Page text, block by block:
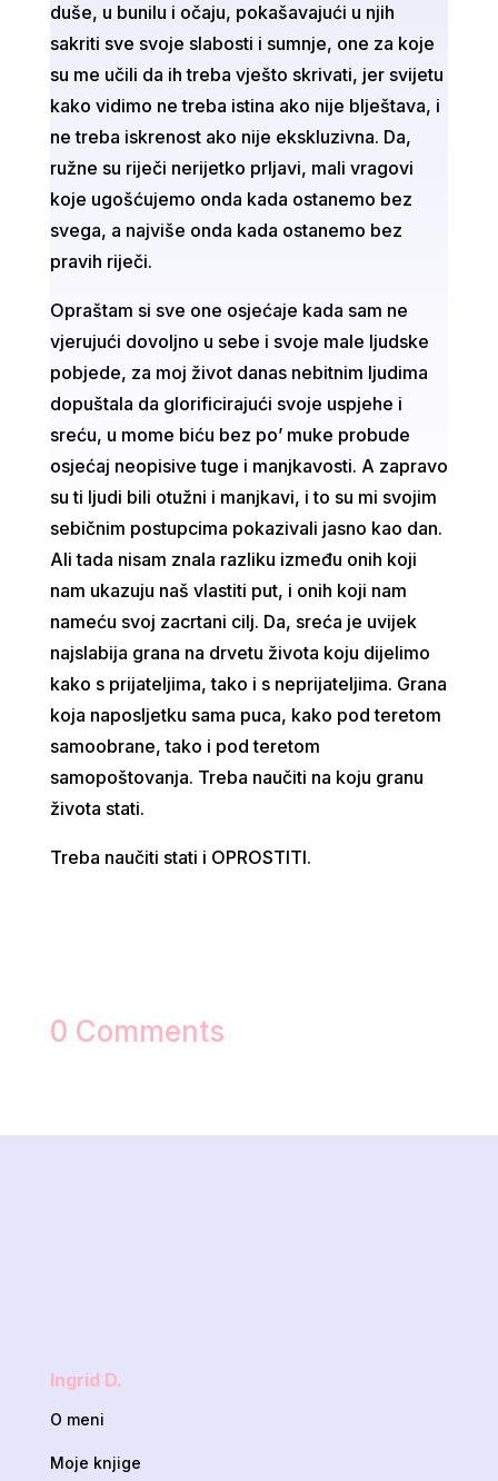
duše, u bunilu i očaju, pokašavajući u njih
sakriti sve svoje slabosti i sumnje, one za koje
su me učili da ih treba vješto skrivati, jer svijetu
kako vidimo ne treba istina ako nije blještava, i
ne treba iskrenost ako nije ekskluzivna. Da,
ružne su riječi nerijetko prljavi, mali vragovi
koje ugošćujemo onda kada ostanemo bez
svega, a najviše onda kada ostanemo bez
pravih riječi.
Opraštam si sve one osjećaje kada sam ne
vjerujući dovoljno u sebe i svoje male ljudske
pobjede, za moj život danas nebitnim ljudima
dopuštala da glorificirajući svoje uspjehe i
sreću, u mome biću bez po’ muke probude
osjećaj neopisive tuge i manjkavosti. A zapravo
su ti ljudi bili otužni i manjkavi, i to su mi svojim
sebičnim postupcima pokazivali jasno kao dan.
Ali tada nisam znala razliku između onih koji
nam ukazuju naš vlastiti put, i onih koji nam
nameću svoj zacrtani cilj. Da, sreća je uvijek
najslabija grana na drvetu života koju dijelimo
kako s prijateljima, tako i s neprijateljima. Grana
koja naposljetku sama puca, kako pod teretom
samoobrane, tako i pod teretom
samopoštovanja. Treba naučiti na koju granu
života stati.
Treba naučiti stati i OPROSTITI.
0 Comments
Ingrid D.
O meni
Moje knjige